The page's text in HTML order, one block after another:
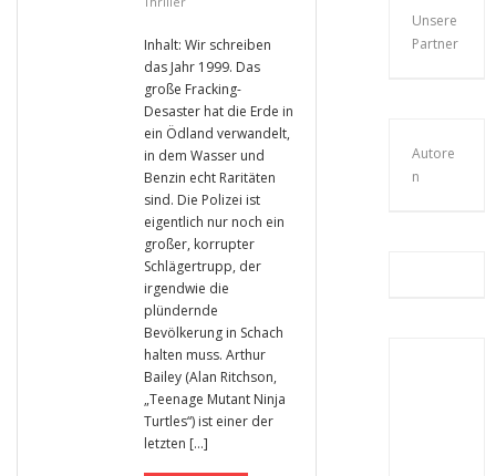
Inhalt: Wir schreiben
das Jahr 1999. Das
große Fracking-
Desaster hat die Erde in
ein Ödland verwandelt,
in dem Wasser und
Benzin echt Raritäten
sind. Die Polizei ist
eigentlich nur noch ein
großer, korrupter
Schlägertrupp, der
irgendwie die
plündernde
Bevölkerung in Schach
halten muss. Arthur
Bailey (Alan Ritchson,
„Teenage Mutant Ninja
Turtles“) ist einer der
letzten […]
Unsere
Partner
Autore
n